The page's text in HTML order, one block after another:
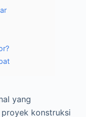
yang
konstruksi